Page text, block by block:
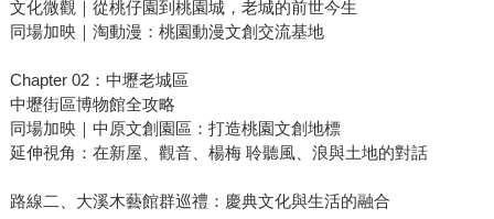
文化微觀｜從桃仔園到桃園城，老城的前世今生
同場加映｜淘動漫：桃園動漫文創交流基地
Chapter 02：中壢老城區
中壢街區博物館全攻略
同場加映｜中原文創園區：打造桃園文創地標
延伸視角：在新屋、觀音、楊梅 聆聽風、浪與土地的對話
路線二、大溪木藝館群巡禮：慶典文化與生活的融合